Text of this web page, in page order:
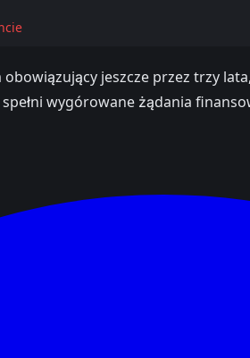
jeszcze przez trzy
wygórowane żądania